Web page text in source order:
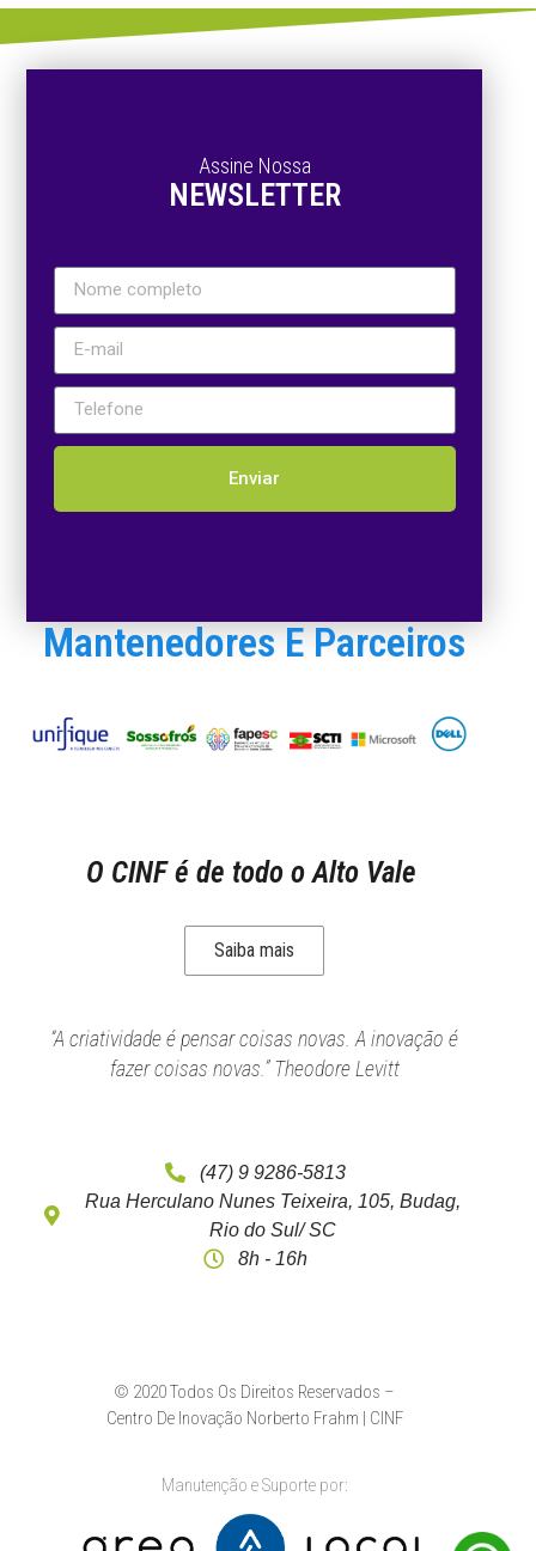
Assine Nossa
NEWSLETTER
Enviar
Mantenedores E Parceiros
O CINF é de todo o Alto Vale
Saiba mais
“A criatividade é pensar coisas novas. A inovação é
fazer coisas novas.” Theodore Levitt
(47) 9 9286-5813
Rua Herculano Nunes Teixeira, 105, Budag,
Rio do Sul/ SC
8h - 16h
© 2020 Todos Os Direitos Reservados –
Centro De Inovação Norberto Frahm | CINF
Manutenção e Suporte por: